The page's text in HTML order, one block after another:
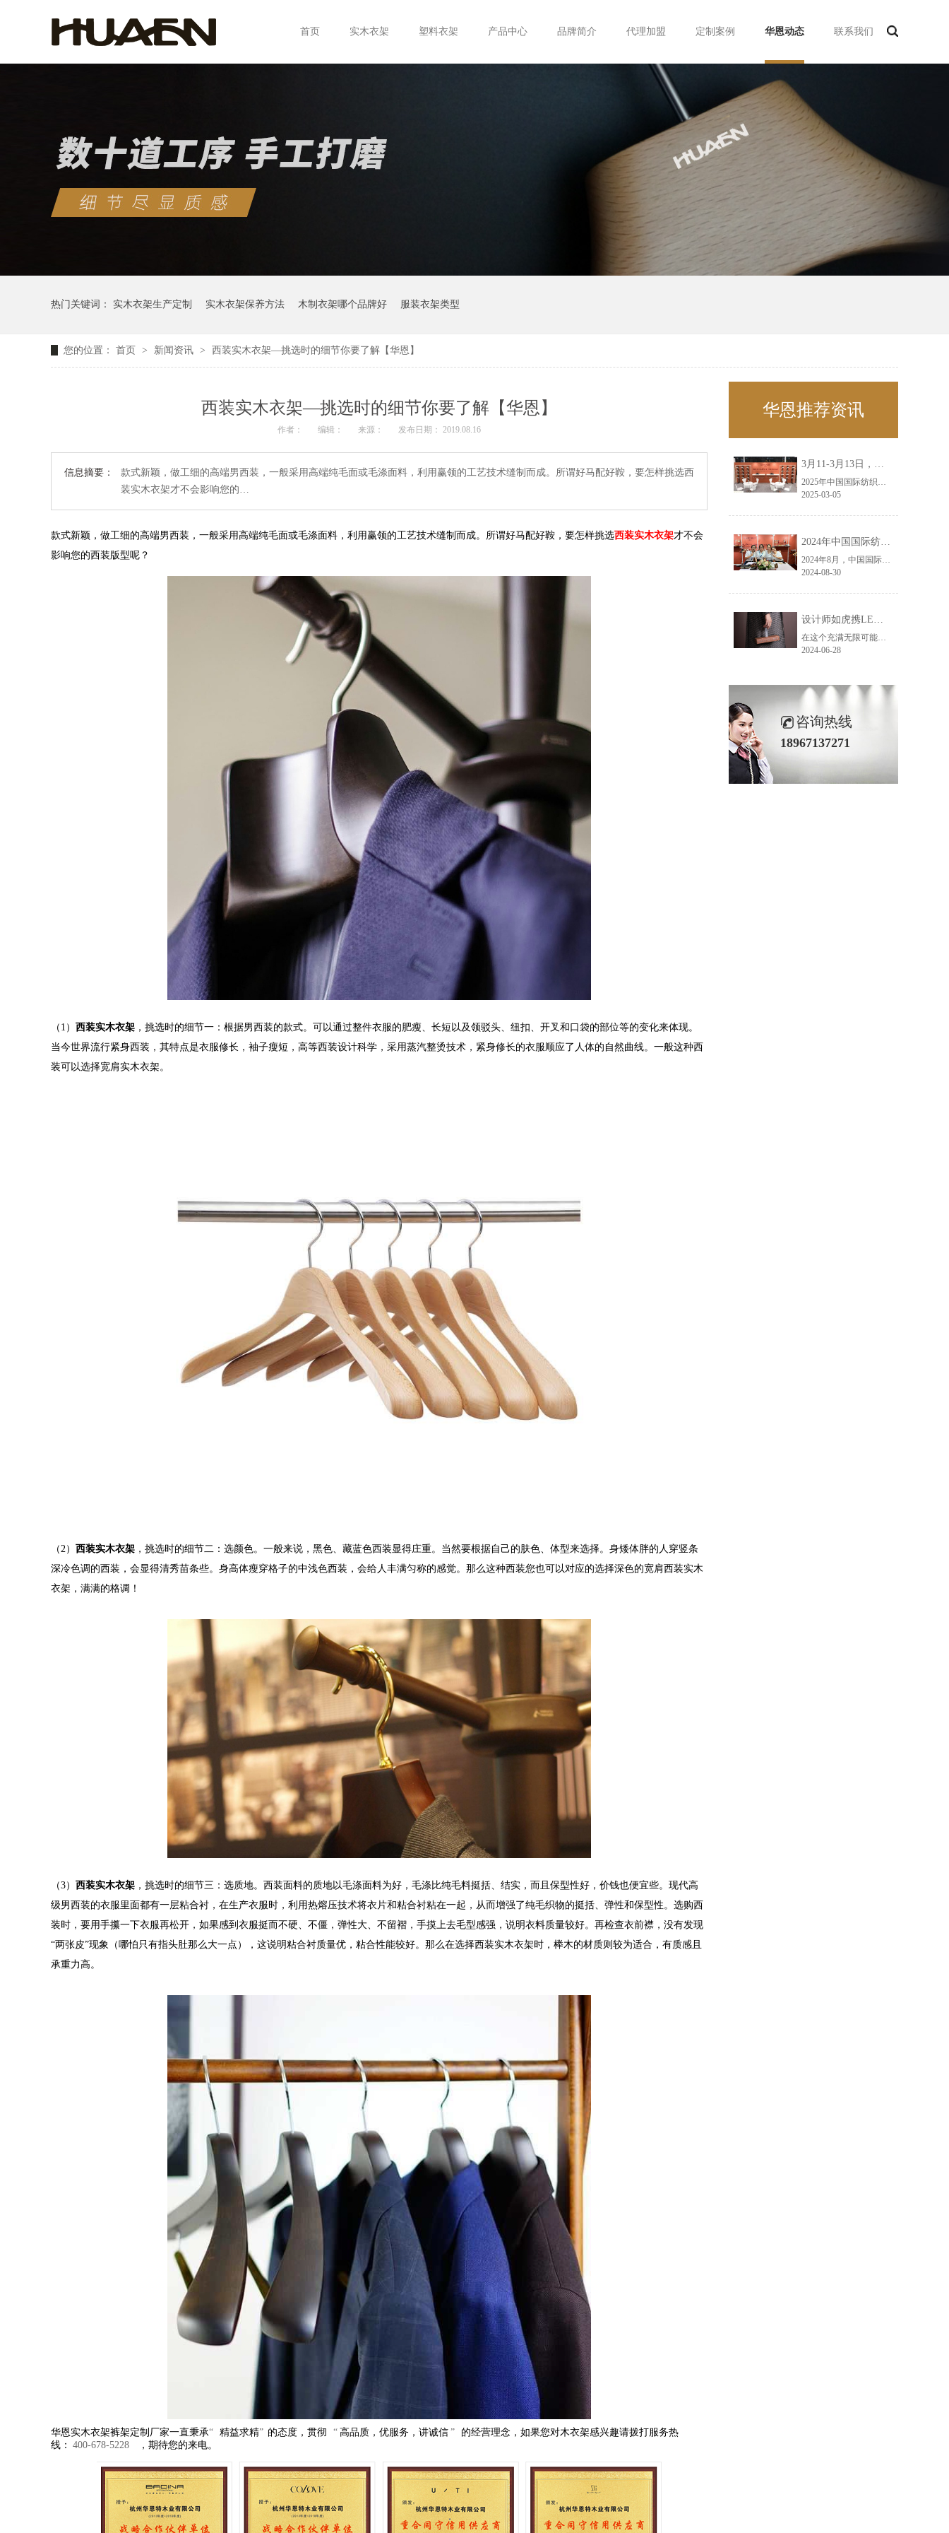
首页 实木衣架 塑料衣架 产品中心 品牌简介 代理加盟 定制案例 华恩动态 联系我们
热门关键词： 实木衣架生产定制 实木衣架保养方法 木制衣架哪个品牌好 服装衣架类型
您的位置： 首页 > 新闻资讯 > 西装实木衣架—挑选时的细节你要了解【华恩】
西装实木衣架—挑选时的细节你要了解【华恩】
作者： 编辑： 来源： 发布日期： 2019.08.16
信息摘要：
款式新颖，做工细的高端男西装，一般采用高端纯毛面或毛涤面料，利用赢领的工艺技术缝制而成。所谓好马配好鞍，要怎样挑选西
装实木衣架才不会影响您的…
款式新颖，做工细的高端男西装，一般采用高端纯毛面或毛涤面料，利用赢领的工艺技术缝制而成。所谓好马配好鞍，要怎样挑选西装实木衣架才不会
影响您的西装版型呢？
（1） 西装实木衣架 ，挑选时的细节一：根据男西装的款式。可以通过整件衣服的肥瘦、长短以及领驳头、纽扣、开叉和口袋的部位等的变化来体现。
当今世界流行紧身西装，其特点是衣服修长，袖子瘦短，高等西装设计科学，采用蒸汽整烫技术，紧身修长的衣服顺应了人体的自然曲线。一般这种西
装可以选择宽肩实木衣架。
（2） 西装实木衣架 ，挑选时的细节二：选颜色。一般来说，黑色、藏蓝色西装显得庄重。当然要根据自己的肤色、体型来选择。身矮体胖的人穿竖条
深冷色调的西装，会显得清秀苗条些。身高体瘦穿格子的中浅色西装，会给人丰满匀称的感觉。那么这种西装您也可以对应的选择深色的宽肩西装实木
衣架，满满的格调！
（3） 西装实木衣架 ，挑选时的细节三：选质地。西装面料的质地以毛涤面料为好，毛涤比纯毛料挺括、结实，而且保型性好，价钱也便宜些。现代高
级男西装的衣服里面都有一层粘合衬，在生产衣服时，利用热熔压技术将衣片和粘合衬粘在一起，从而增强了纯毛织物的挺括、弹性和保型性。选购西
装时，要用手攥一下衣服再松开，如果感到衣服挺而不硬、不僵，弹性大、不留褶，手摸上去毛型感强，说明衣料质量较好。再检查衣前襟，没有发现
“两张皮”现象（哪怕只有指头肚那么大一点），这说明粘合衬质量优，粘合性能较好。那么在选择西装实木衣架时，榉木的材质则较为适合，有质感且
承重力高。
华恩实木衣架裤架定制厂家一直秉承“ 精益求精” 的态度，贯彻 “ 高品质，优服务，讲诚信 ”
的经营理念，如果您对木衣架感兴趣请拨打服务热
线： 400-678-5228 ，期待您的来电。
华恩推荐资讯
3月11-3月13日，华恩诚邀您共赴上海面辅料春夏展——华恩
2025年中国国际纺织面料及辅料（春夏）博览会即将盛大开启！感谢您对华恩品牌的关注！3.11-3.13，杭州华恩（LEMONLEE）诚邀您共赴这场春日的宴会！
2025-03-05
2024年中国国际纺织面料及辅料（秋冬）博览会完美收官！——华恩
2024年8月，中国国际纺织面料及辅料（秋冬）博览会完美收官！作为一家拥有30年历史的专业衣架制造商，我们非常荣幸能够参与这一盛会，并在此期间与众多客户进行了广泛而深入的交流。
2024-08-30
设计师如虎携LEMONLEE红雪松礼盒荣获第六届未来·已来香港新锐当代设计奖铜奖
在这个充满无限可能的2024年夏季，LEMONLEE品牌设计师如虎以其非凡的创意与对自然的深刻理解，精心打造的红雪松木球礼盒，在“2024未来·已来——第六届香港新锐当代设计奖”中摘得铜奖。这不仅是对设计师如虎原创设计能力的嘉奖，更是对LEMONLEE品牌的高度认可。
2024-06-28
咨询热线
18967137271